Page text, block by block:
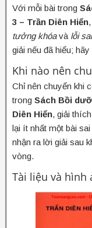
Với mỗi bài trong
3 – Trần Diên Hiển
tưởng khóavà lỗi
giải nếu đã hiểu;
Khi nào nên
Chỉ nên chuyển khi
trong Sách Bồi
Diên Hiển, giải
lại ít nhất một bài
nhận ra lời giải sau
vòng.
Tài liệu và hình